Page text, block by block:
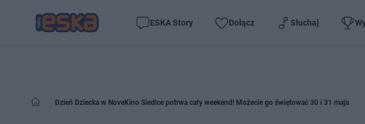
ESKA Story Dołącz Słuchaj
Dzień Dziecka w NoveKino Siedlce potrwa cały weekend! Możecie go świętować 30 i 31 maja